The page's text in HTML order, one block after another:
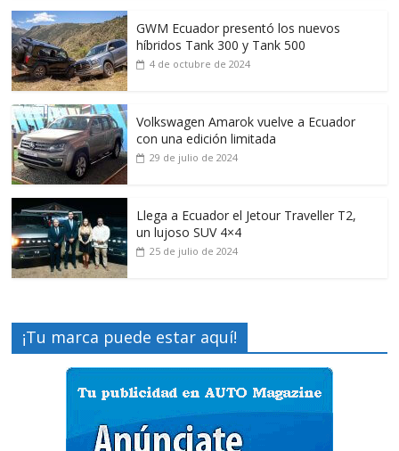
GWM Ecuador presentó los nuevos
híbridos Tank 300 y Tank 500
4 de octubre de 2024
Volkswagen Amarok vuelve a Ecuador
con una edición limitada
29 de julio de 2024
Llega a Ecuador el Jetour Traveller T2,
un lujoso SUV 4×4
25 de julio de 2024
¡Tu marca puede estar aquí!